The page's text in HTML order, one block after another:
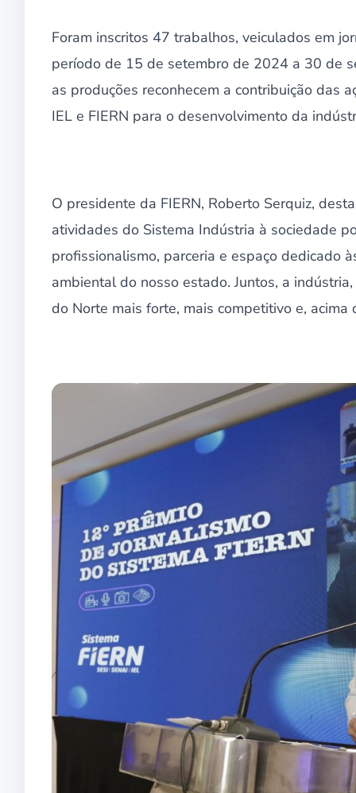
Foram inscritos 47 trabalhos, veiculados em
período de 15 de setembro de 2024 a 30 de
as produções reconhecem a contribuição das
IEL e FIERN para o desenvolvimento da
O presidente da FIERN, Roberto Serquiz,
atividades do Sistema Indústria à sociedade
profissionalismo, parceria e espaço dedicado
ambiental do nosso estado. Juntos, a
do Norte mais forte, mais competitivo e, acima